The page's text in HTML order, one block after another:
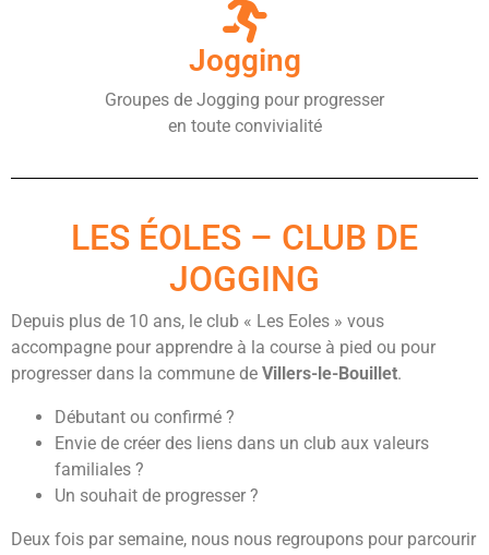
Jogging
Groupes de Jogging pour progresser
en toute convivialité
LES ÉOLES – CLUB DE
JOGGING
Depuis plus de 10 ans, le club « Les Eoles » vous
accompagne pour apprendre à la course à pied ou pour
progresser dans la commune de Villers-le-Bouillet.
Débutant ou confirmé ?
Envie de créer des liens dans un club aux valeurs
familiales ?
Un souhait de progresser ?
Deux fois par semaine, nous nous regroupons pour parcourir